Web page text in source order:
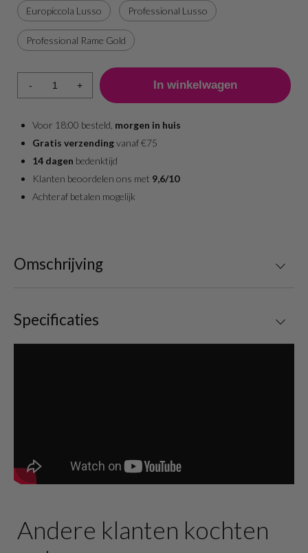
Europiccola Lusso Professional Lusso
Professional Rame Gold
- +
Voor 18:00 besteld, morgen in huis
Gratis verzendingvanaf €75
14 dagen bedenktijd
Klanten beoordelen ons met 9,6/10
Achteraf betalen mogelijk
Omschrijving
Specificaties
Andere klanten kochten